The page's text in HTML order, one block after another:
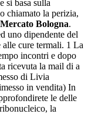
si basa sulla
chiamato la perizia,
Bologna.
uno dipendente del
cure termali. 1 La
incontri e dopo
ricevuta la mail di a
di Livia
in vendita) In
le delle
la